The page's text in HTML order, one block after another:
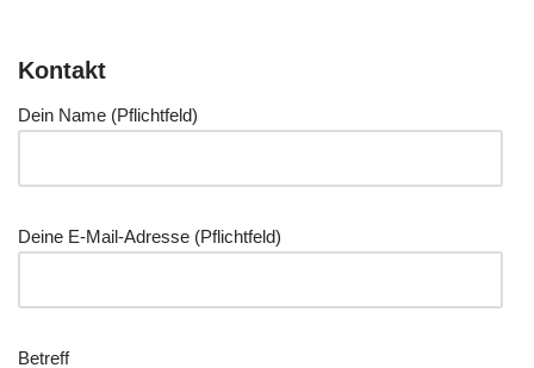
Kontakt
Dein Name (Pflicht­feld)
Dei­ne E‑Mail-Adres­se (Pflicht­feld)
Betreff